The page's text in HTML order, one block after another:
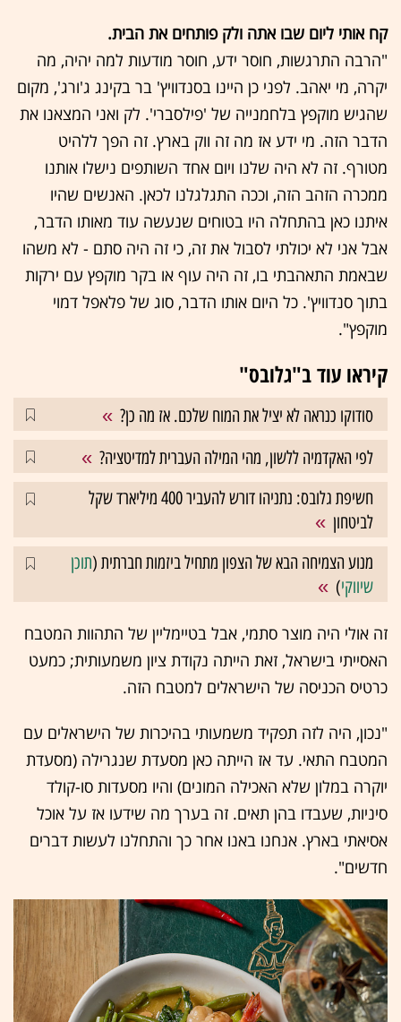
קח אותי ליום שבו אתה ולק פותחים את הבית.
"הרבה התרגשות, חוסר ידע, חוסר מודעות למה יהיה, מה
יקרה, מי יאהב. לפני כן היינו בסנדוויץ' בר בקינג ג'ורג', מקום
שהגיש מוקפץ בלחמנייה של 'פילסברי'. לק ואני המצאנו את
הדבר הזה. מי ידע אז מה זה ווק בארץ. זה הפך ללהיט
מטורף. זה לא היה שלנו ויום אחד השותפים נישלו אותנו
ממכרה הזהב הזה, וככה התגלגלנו לכאן. האנשים שהיו
איתנו כאן בהתחלה היו בטוחים שנעשה עוד מאותו הדבר,
אבל אני לא יכולתי לסבול את זה, כי זה היה סתם - לא משהו
שבאמת התאהבתי בו, זה היה עוף או בקר מוקפץ עם ירקות
בתוך סנדוויץ'. כל היום אותו הדבר, סוג של פלאפל דמוי
מוקפץ".
קיראו עוד ב"גלובס"
סודוקו כנראה לא יציל את המוח שלכם. אז מה כן?
לפי האקדמיה ללשון, מהי המילה העברית למדיטציה?
חשיפת גלובס: נתניהו דורש להעביר 400 מיליארד שקל
לביטחון
מנוע הצמיחה הבא של הצפון מתחיל ביזמות חברתית (תוכן
שיווקי)
זה אולי היה מוצר סתמי, אבל בטיימליין של התהוות המטבח
האסייתי בישראל, זאת הייתה נקודת ציון משמעותית; כמעט
כרטיס הכניסה של הישראלים למטבח הזה.
"נכון, היה לזה תפקיד משמעותי בהיכרות של הישראלים עם
המטבח התאי. עד אז הייתה כאן מסעדת שנגרילה (מסעדת
יוקרה במלון שלא האכילה המונים) והיו מסעדות סו-קולד
סיניות, שעבדו בהן תאים. זה בערך מה שידעו אז על אוכל
אסיאתי בארץ. אנחנו באנו אחר כך והתחלנו לעשות דברים
חדשים".